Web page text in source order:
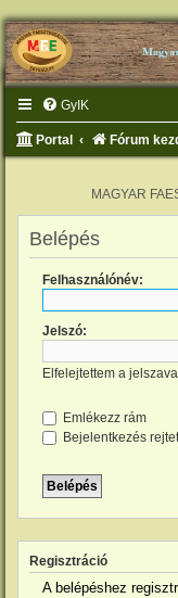
GyIK
Portal Fórum
MAGYAR
Belépés
Felhasználónév:
Jelszó:
Elfelejtettem a
Emlékezz rám
Bejelentkezés
Regisztráció
A belépéshez